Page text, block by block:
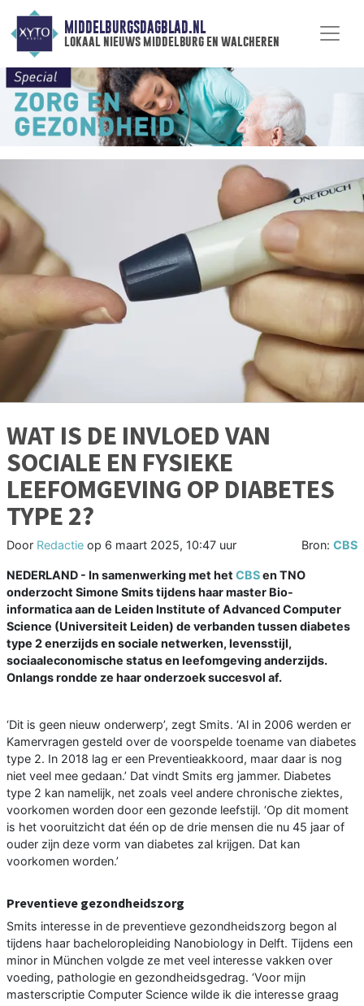
MIDDELBURGSDAGBLAD.NL
lokaal nieuws middelburg en walcheren
WAT IS DE INVLOED VAN
SOCIALE EN FYSIEKE
LEEFOMGEVING OP DIABETES
TYPE 2?
Door Redactie op 6 maart 2025, 10:47 uur Bron: CBS
NEDERLAND - In samenwerking met het CBSen TNO
onderzocht Simone Smits tijdens haar master Bio-
informatica aan de Leiden Institute of Advanced Computer
Science (Universiteit Leiden) de verbanden tussen diabetes
type 2 enerzijds en sociale netwerken, levensstijl,
sociaaleconomische status en leefomgeving anderzijds.
Onlangs rondde ze haar onderzoek succesvol af.
‘Dit is geen nieuw onderwerp’, zegt Smits. ‘Al in 2006 werden er
Kamervragen gesteld over de voorspelde toename van diabetes
type 2. In 2018 lag er een Preventieakkoord, maar daar is nog
niet veel mee gedaan.’ Dat vindt Smits erg jammer. Diabetes
type 2 kan namelijk, net zoals veel andere chronische ziektes,
voorkomen worden door een gezonde leefstijl. ‘Op dit moment
is het vooruitzicht dat één op de drie mensen die nu 45 jaar of
ouder zijn deze vorm van diabetes zal krijgen. Dat kan
voorkomen worden.’
Preventieve gezondheidszorg
Smits interesse in de preventieve gezondheidszorg begon al
tijdens haar bacheloropleiding Nanobiology in Delft. Tijdens een
minor in München volgde ze met veel interesse vakken over
voeding, pathologie en gezondheidsgedrag. ‘Voor mijn
masterscriptie Computer Science wilde ik die interesse graag